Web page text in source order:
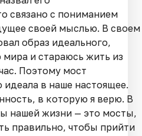
связано с пониманием
своей мыслью. В своем
образ идеального,
мира и стараюсь жить из
Поэтому мост
идеала в наше настоящее.
в которую я верю. В
нашей жизни — это мосты,
правильно, чтобы прийти